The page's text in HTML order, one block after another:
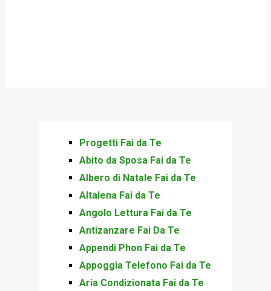
Progetti Fai da Te
Abito da Sposa Fai da Te
Albero di Natale Fai da Te
Altalena Fai da Te
Angolo Lettura Fai da Te
Antizanzare Fai Da Te
Appendi Phon Fai da Te
Appoggia Telefono Fai da Te
Aria Condizionata Fai da Te